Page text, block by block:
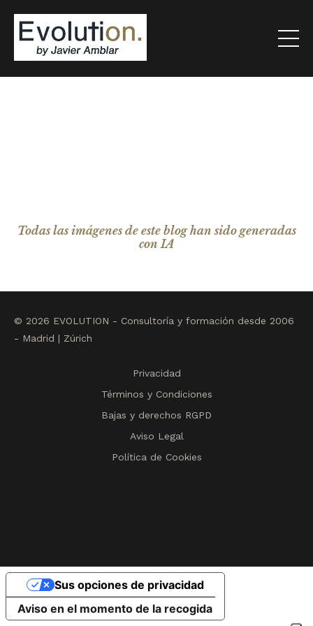
Todas las imágenes de este blog han sido generadas
con IA
© 2026 EVOLUTION - Consultoría y formación desde 2006
- Madrid | Zúrich
Privacidad
Términos y Condiciones
Bajas y derechos RGPD
Aviso Legal
Política de Cookies
Aviso en el momento de la recogida
Sus opciones de privacidad